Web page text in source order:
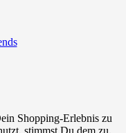
Shopping-Erlebnis zu
stimmst Du dem zu.